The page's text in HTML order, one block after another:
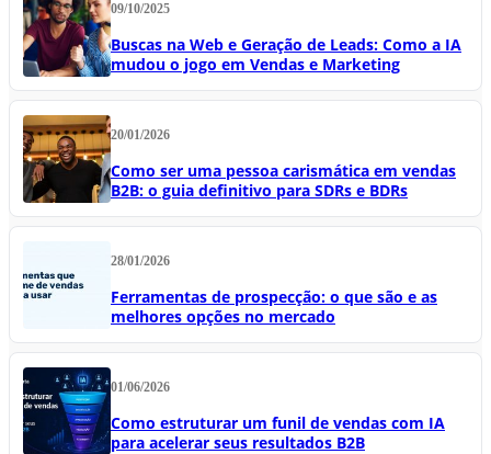
09/10/2025
Buscas na Web e Geração de Leads: Como a IA
mudou o jogo em Vendas e Marketing
20/01/2026
Como ser uma pessoa carismática em vendas
B2B: o guia definitivo para SDRs e BDRs
28/01/2026
Ferramentas de prospecção: o que são e as
melhores opções no mercado
01/06/2026
Como estruturar um funil de vendas com IA
para acelerar seus resultados B2B